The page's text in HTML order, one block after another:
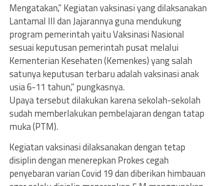
Mengatakan,” Kegiatan vaksinasi yang dilaksanakan
Lantamal III dan Jajarannya guna mendukung
program pemerintah yaitu Vaksinasi Nasional
sesuai keputusan pemerintah pusat melalui
Kementerian Kesehaten (Kemenkes) yang salah
satunya keputusan terbaru adalah vaksinasi anak
usia 6-11 tahun,” pungkasnya.
Upaya tersebut dilakukan karena sekolah-sekolah
sudah memberlakukan pembelajaran dengan tatap
muka (PTM).
Kegiatan vaksinasi dilaksanakan dengan tetap
disiplin dengan menerepkan Prokes cegah
penyebaran varian Covid 19 dan diberikan himbauan